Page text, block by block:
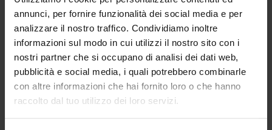
annunci, per fornire funzionalità dei social media e per
analizzare il nostro traffico. Condividiamo inoltre
informazioni sul modo in cui utilizzi il nostro sito con i
nostri partner che si occupano di analisi dei dati web,
pubblicità e social media, i quali potrebbero combinarle
con altre informazioni che hai fornito loro o che hanno
raccolto dal tuo utilizzo dei loro servizi.
vostri dati personali:
Diritto d‘informazione Avete il diritto
di chiedere una conferma del
trattamento dei dati personali che vi
riguardano. In questo caso, avete il
diritto di accedere a questi dati